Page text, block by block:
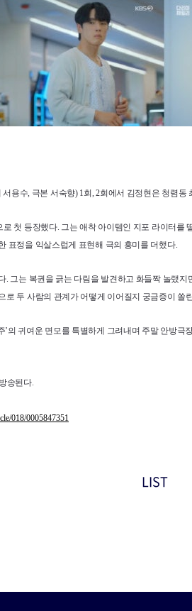
용수, 극본 서숙향) 1회, 2회에서 김정현은 청렴
첫 등장했다. 그는 애착 아이템인 지포 라이터
표정을 익살스럽게 표현해 극의 흥미를 더했다.
그는 복권을 긁는 다림을 발견하고 화들짝 놀랬
두 사람의 관계가 어떻게 이어질지 궁금증이 쏠
의 귀여운 면모를 특별하게 그려내며 주말 안방
송된다.
018/0005847351
LIST